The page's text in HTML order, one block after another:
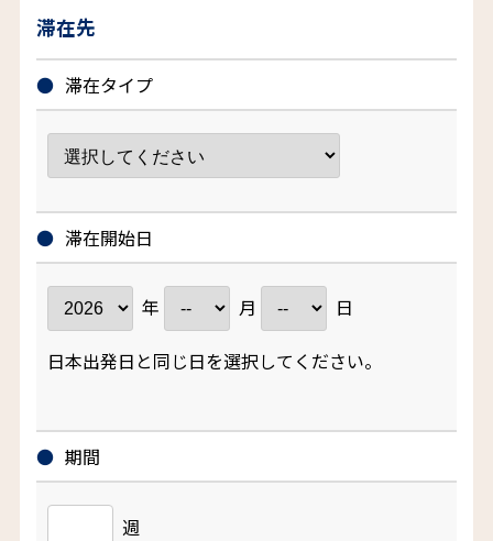
滞在先
滞在タイプ
滞在開始日
年 月 日
日本出発日と同じ日を選択してください。
期間
週